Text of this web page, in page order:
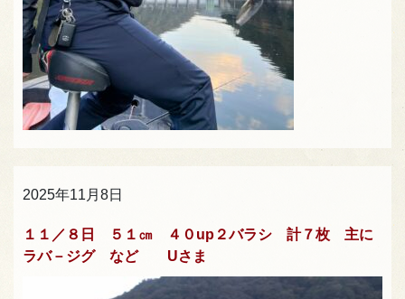
2025年11月8日
１１／８日 ５１㎝ ４０up２バラシ 計７枚 主に
ラバ－ジグ など Uさま